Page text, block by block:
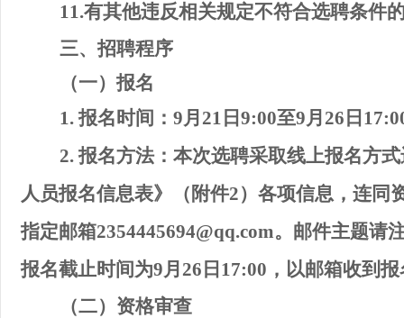
11.有其他违反相关规定不符合选聘条件
三、招聘程序
（一）报名
1. 报名时间 ： 9月 21 日 9:00至9月 26 日
2. 报名方法： 本次选聘采取线上报名方
人员报名信息表》（附件2）各项信息，连同
指定邮箱2354445694@qq.com。邮件主题请
报名截止时间为9月 26 日 17:00 ， 以邮箱收到
（二）资格审查